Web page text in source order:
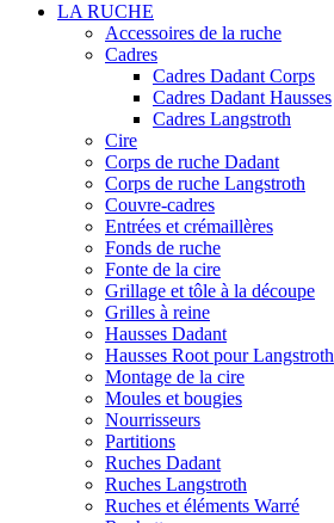
LA RUCHE
Accessoires de la ruche
Cadres
Cadres Dadant Corps
Cadres Dadant Hausses
Cadres Langstroth
Cire
Corps de ruche Dadant
Corps de ruche Langstroth
Couvre-cadres
Entrées et crémaillères
Fonds de ruche
Fonte de la cire
Grillage et tôle à la découpe
Grilles à reine
Hausses Dadant
Hausses Root pour Langstroth
Montage de la cire
Moules et bougies
Nourrisseurs
Partitions
Ruches Dadant
Ruches Langstroth
Ruches et éléments Warré